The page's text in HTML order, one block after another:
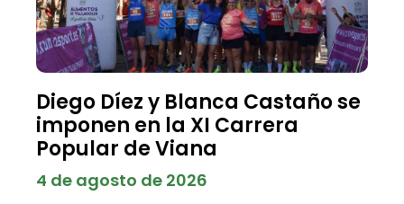
Diego Díez y Blanca Castaño se
imponen en la XI Carrera
Popular de Viana
4 de agosto de 2026